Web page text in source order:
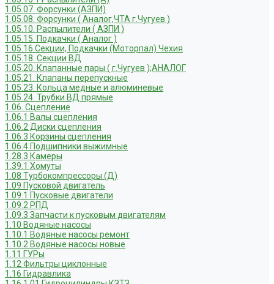
1.05.07. Форсунки (АЗПИ)
1.05.08. Форсунки ( Аналог,ЧТА г.Чугуев )
1.05.10. Распылители ( АЗПИ )
1.05.15. Подкачки ( Аналог )
1.05.16 Секции, Подкачки (Моторпал) Чехия
1.05.18. Секции ВД
1.05.20. Клапанные пары ( г.Чугуев );АНАЛОГ
1.05.21. Клапаны перепускные
1.05.23. Кольца медные и алюминевые
1.05.24. Трубки ВД прямые
1.06. Сцепление
1.06.1 Валы сцепления
1.06.2 Диски сцепления
1.06.3 Корзины сцепления
1.06.4 Подшипники выжимные
1.28.3 Камеры
1.39.1 Хомуты
1.08 Турбокомпрессоры (Д)
1.09 Пусковой двигатель
1.09.1 Пусковые двигатели
1.09.2 РПД
1.09.3 Запчасти к пусковым двигателям
1.10 Водяные насосы
1.10.1 Водяные насосы ремонт
1.10.2 Водяные насосы новые
1.11 ГУРы
1.12 Фильтры циклонные
1.16 Гидравлика